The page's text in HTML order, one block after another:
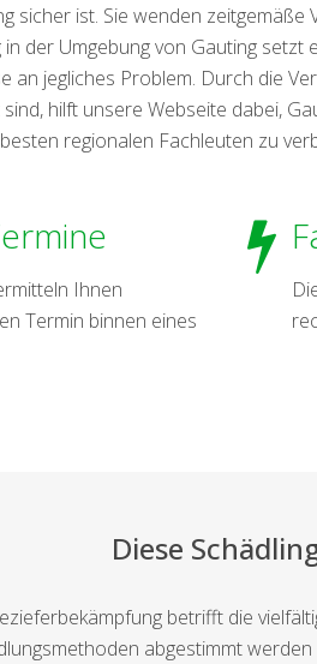
sicher ist. Sie wenden
der Umgebung von Gauting
an jegliches Problem. Durch die
hilft unsere Webseite dabei,
regionalen Fachleuten zu
Ihnen
Termin binnen eines
Diese
betrifft die
abgestimmt